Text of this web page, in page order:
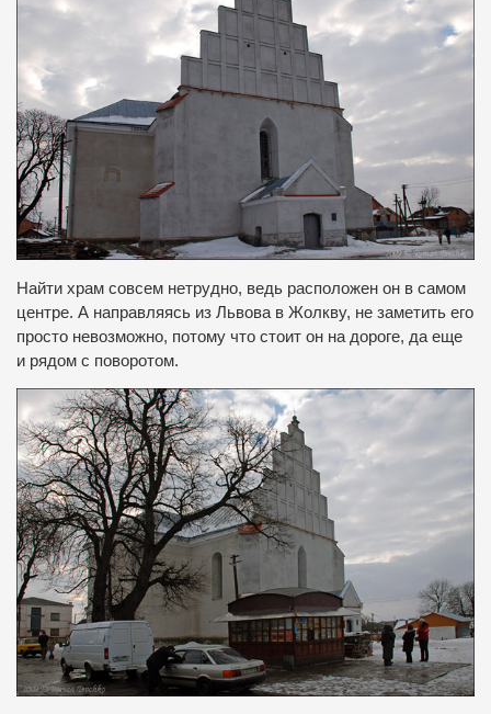
Найти храм совсем нетрудно, ведь расположен он в самом
центре. А направляясь из Львова в Жолкву, не заметить его
просто невозможно, потому что стоит он на дороге, да еще
и рядом с поворотом.